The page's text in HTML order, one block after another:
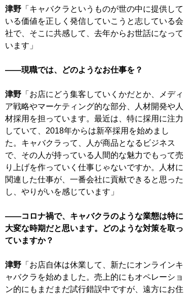
津野 「キャバクラというものが世の中に提供して
いる価値を正しく発信していこうと志している会
社で、そこに共感して、去年からお世話になって
います」
――現職では、どのようなお仕事を？
津野 「お店にどう集客していくかだとか、メディ
ア戦略やマーケティング的な部分、人材開発や人
材採用を担っています。最近は、特に採用に注力
していて、2018年からは新卒採用を始めまし
た。キャバクラって、人が商品となるビジネス
で、その人が持っている人間的な魅力でもって売
り上げを作っていく仕事じゃないですか。人材に
関連した仕事が、一番会社に貢献できると思った
し、やりがいを感じています」
――コロナ禍で、キャバクラのような業態は特に
大変な時期だと思います。どのような対策を取っ
ていますか？
津野 「お店自体は休業して、新たにオンラインキ
ャバクラを始めました。売上的にもオペレーショ
ン的にもまだまだ試行錯誤中ですが、遠方にお住